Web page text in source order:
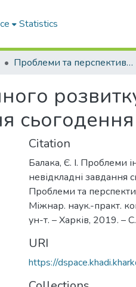
Statistics
Проблеми та перспективи розвитку підприємництва
сьогодення
Citation
Балака, Є. І. Проблеми
невідкладні завдання
Проблеми та
Міжнар. наук.-практ.
ун-т. – Харків, 2019. –
URI
https://